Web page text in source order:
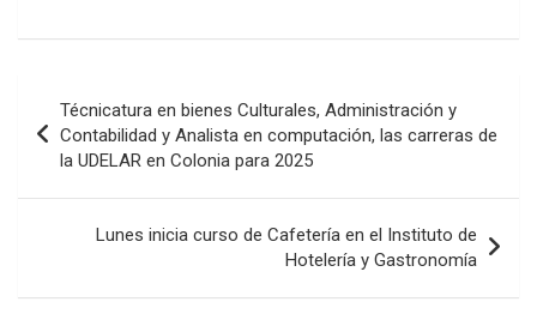
ce
o
o
k
tt at
A
p
p
ke
n
m
ar
tir
de
entradas
Técnicatura en bienes Culturales, Administración y
Contabilidad y Analista en computación, las carreras de
la UDELAR en Colonia para 2025
Lunes inicia curso de Cafetería en el Instituto de
Hotelería y Gastronomía